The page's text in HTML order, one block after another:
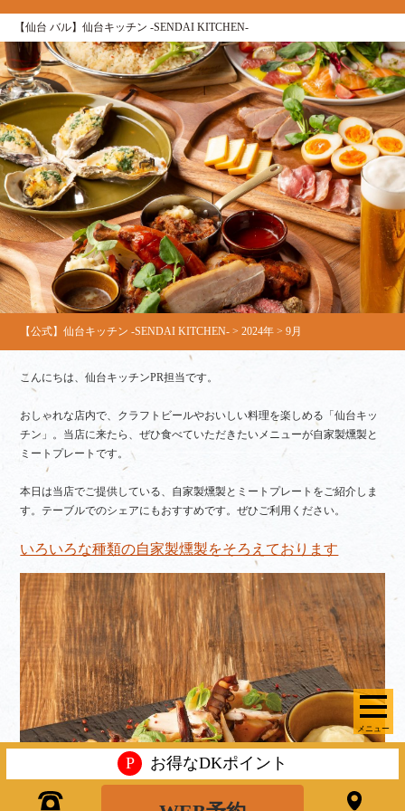
【仙台 バル】仙台キッチン ‐SENDAI KITCHEN‐
メニュー
【公式】仙台キッチン -SENDAI KITCHEN- >2024年 >9月
こんにちは、仙台キッチンPR担当です。
おしゃれな店内で、クラフトビールやおいしい料理を楽しめる「仙台キッ
チン」。当店に来たら、ぜひ食べていただきたいメニューが自家製燻製と
ミートプレートです。
本日は当店でご提供している、自家製燻製とミートプレートをご紹介しま
す。テーブルでのシェアにもおすすめです。ぜひご利用ください。
いろいろな種類の自家製燻製をそろえております
P お得なDKポイント